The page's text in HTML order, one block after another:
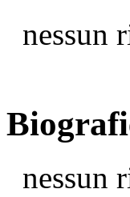
nessun
nessun